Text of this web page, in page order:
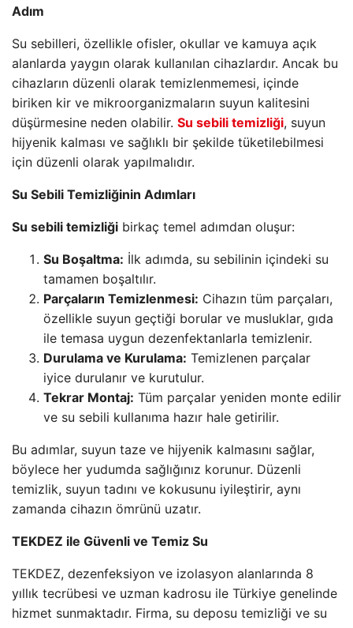
Adım
Su sebilleri, özellikle ofisler, okullar ve kamuya açık
alanlarda yaygın olarak kullanılan cihazlardır. Ancak bu
cihazların düzenli olarak temizlenmemesi, içinde
biriken kir ve mikroorganizmaların suyun kalitesini
düşürmesine neden olabilir. Su sebili temizliği, suyun
hijyenik kalması ve sağlıklı bir şekilde tüketilebilmesi
için düzenli olarak yapılmalıdır.
Su Sebili Temizliğinin Adımları
Su sebili temizliği birkaç temel adımdan oluşur:
Su Boşaltma: İlk adımda, su sebilinin içindeki su
tamamen boşaltılır.
Parçaların Temizlenmesi: Cihazın tüm parçaları,
özellikle suyun geçtiği borular ve musluklar, gıda
ile temasa uygun dezenfektanlarla temizlenir.
Durulama ve Kurulama: Temizlenen parçalar
iyice durulanır ve kurutulur.
Tekrar Montaj: Tüm parçalar yeniden monte edilir
ve su sebili kullanıma hazır hale getirilir.
Bu adımlar, suyun taze ve hijyenik kalmasını sağlar,
böylece her yudumda sağlığınız korunur. Düzenli
temizlik, suyun tadını ve kokusunu iyileştirir, aynı
zamanda cihazın ömrünü uzatır.
TEKDEZ ile Güvenli ve Temiz Su
TEKDEZ, dezenfeksiyon ve izolasyon alanlarında 8
yıllık tecrübesi ve uzman kadrosu ile Türkiye genelinde
hizmet sunmaktadır. Firma, su deposu temizliği ve su